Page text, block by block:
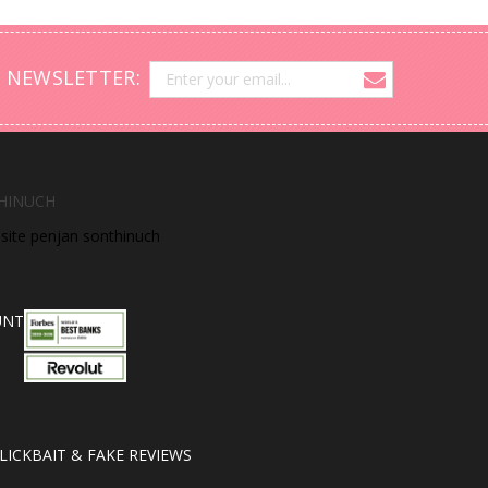
penjan sonthinuch
& FAKE REVIEWS